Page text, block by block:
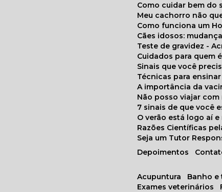
Depoimentos
Como cuidar bem
Meu cachorro não
Como funciona um
Cães idosos:
Teste de gravidez -
Cuidados para
Sinais que você
Técnicas para
A importância da
Não posso viajar
7 sinais de que
O verão está logo
Razões Científicas
Seja um Tutor
acupuntura banho
exames veterinários